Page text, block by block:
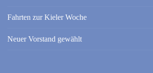
Fahrten zur Kieler Woche
Neuer Vorstand gewählt